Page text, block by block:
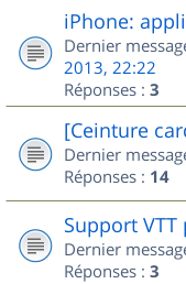
iPhone:
Dernier
2013, 22:22
Réponses : 3
[Ceinture
Dernier
Réponses : 14
Support VTT
Dernier
Réponses : 3